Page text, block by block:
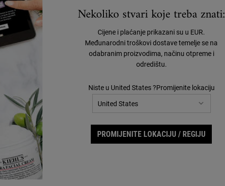
Nekoliko stvari koje treba znati:
Cijene i plaćanje prikazani su u EUR.
Međunarodni troškovi dostave temelje se na
odabranim proizvodima, načinu otpreme i
odredištu.
Niste u United States ?Promijenite lokaciju
PROMIJENITE LOKACIJU / REGIJU